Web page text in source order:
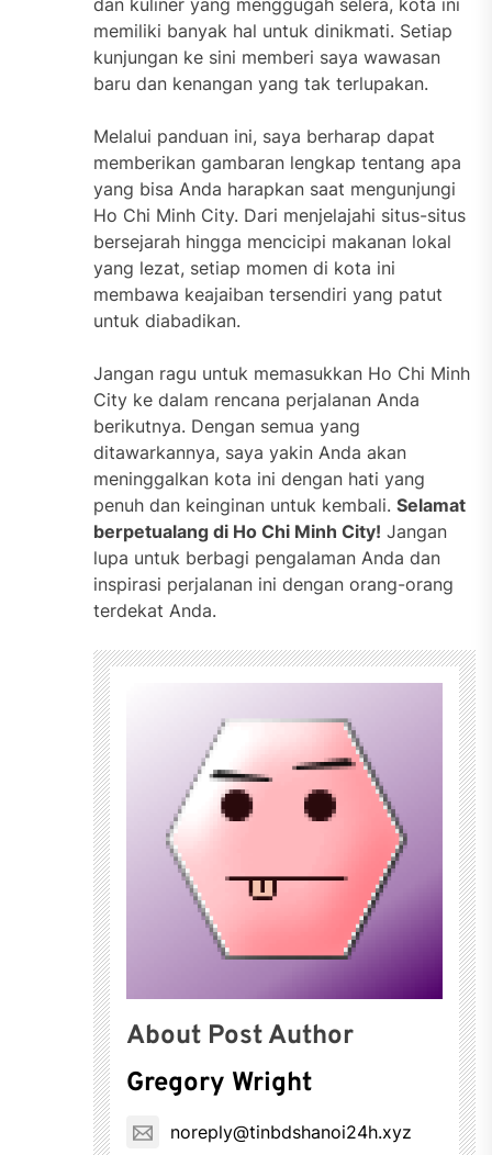
memiliki banyak hal untuk dinikmati. Setiap
kunjungan ke sini memberi saya wawasan
baru dan kenangan yang tak terlupakan.
Melalui panduan ini, saya berharap dapat
memberikan gambaran lengkap tentang apa
yang bisa Anda harapkan saat mengunjungi
Ho Chi Minh City. Dari menjelajahi situs-situs
bersejarah hingga mencicipi makanan lokal
yang lezat, setiap momen di kota ini
membawa keajaiban tersendiri yang patut
untuk diabadikan.
Jangan ragu untuk memasukkan Ho Chi Minh
City ke dalam rencana perjalanan Anda
berikutnya. Dengan semua yang
ditawarkannya, saya yakin Anda akan
meninggalkan kota ini dengan hati yang
penuh dan keinginan untuk kembali. Selamat
berpetualang di Ho Chi Minh City! Jangan
lupa untuk berbagi pengalaman Anda dan
inspirasi perjalanan ini dengan orang-orang
terdekat Anda.
About Post Author
Gregory Wright
noreply@tinbdshanoi24h.xyz